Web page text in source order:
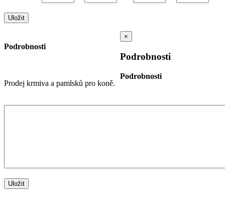
Podrobnosti
Prodej krmiva a pamlsků pro koně.
×
Podrobnosti
Podrobnosti